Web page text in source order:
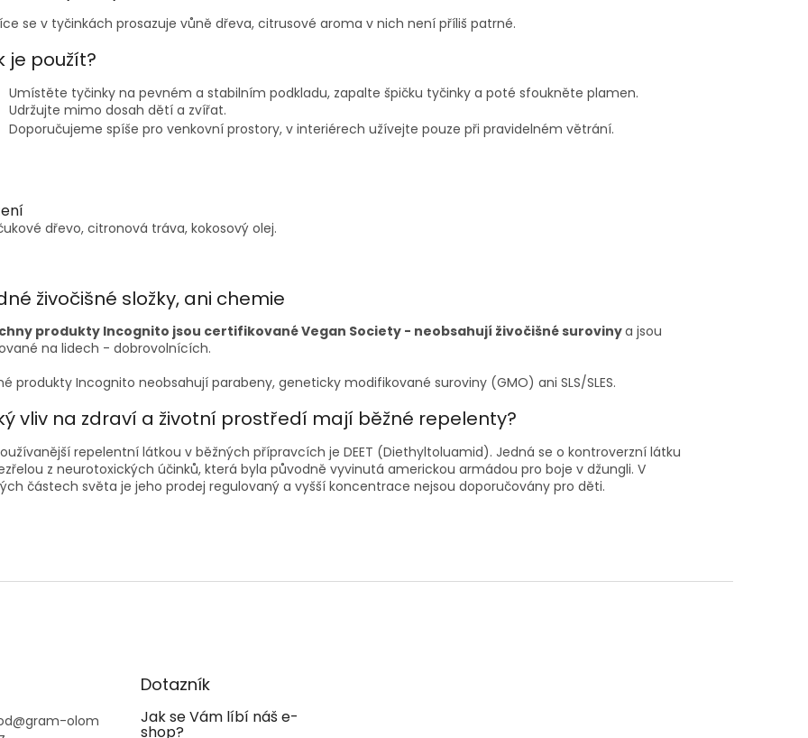
se v tyčinkách prosazuje vůně dřeva, citrusové aroma v nich není příliš patrné.
je použít?
Umístěte tyčinky na pevném a stabilním podkladu, zapalte špičku tyčinky a poté sfoukněte plamen.
Udržujte mimo dosah dětí a zvířat.
Doporučujeme spíše pro venkovní prostory, v interiérech užívejte pouze při pravidelném větrání.
dřevo, citronová tráva, kokosový olej.
živočišné složky, ani chemie
produkty Incognito jsou certifikované Vegan Society - neobsahují živočišné surovinya jsou
na lidech - dobrovolnících.
produkty Incognito neobsahují parabeny, geneticky modifikované suroviny (GMO) ani SLS/SLES.
vliv na zdraví a životní prostředí mají běžné repelenty?
repelentní látkou v běžných přípravcích je DEET (Diethyltoluamid). Jedná se o kontroverzní látku
z neurotoxických účinků, která byla původně vyvinutá americkou armádou pro boje v džungli. V
částech světa je jeho prodej regulovaný a vyšší koncentrace nejsou doporučovány pro děti.
@gram-olom
Dotazník
Jak se Vám líbí náš e-
shop?